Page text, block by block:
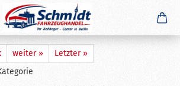
weiter »
Letzter »
×
der UnstruthatAnhänger Ersatzteil -
4.00-8 / 4.80-8gekauft